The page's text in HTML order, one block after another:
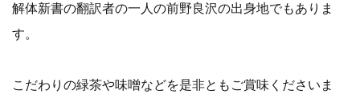
解体新書の翻訳者の一人の前野良沢の出身地でもありま
す。
こだわりの緑茶や味噌などを是非ともご賞味くださいま